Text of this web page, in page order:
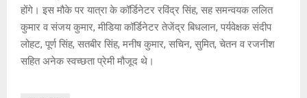
होंगे। इस मौके पर यात्रा के कॉर्डिनेटर रविंद्र सिंह, सह समन्वयक ललित
कुमार व संजय कुमार, मीडिया कॉर्डिनेटर तेजेंद्र बिधलान, पर्यवेक्षक संदीप
लोहट, पूर्ण सिंह, सतबीर सिंह, मनीष कुमार, सचिन, सुमित, चेतन व रजनीश
सहित अनेक स्वच्छता प्रेमी मौजूद थे।